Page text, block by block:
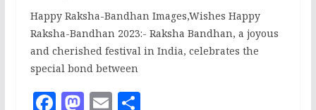
Happy Raksha-Bandhan Images,Wishes Happy
Raksha-Bandhan 2023:- Raksha Bandhan, a joyous
and cherished festival in India, celebrates the
special bond between
F M E S